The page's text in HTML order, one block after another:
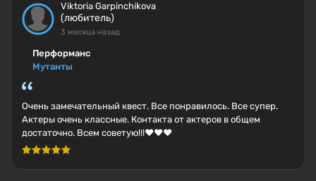
Viktoria Garpinchikova
(любитель)
3 месяца назад
Перформанс
Мутанты
Очень замечательный квест. Все понравилось. Все супер.
Актеры очень классные. Контакта от актеров в общем
достаточно. Всем советую!!!❤️❤️❤️